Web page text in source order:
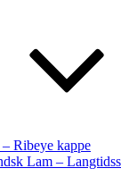
Ribeye kappe
Lam –